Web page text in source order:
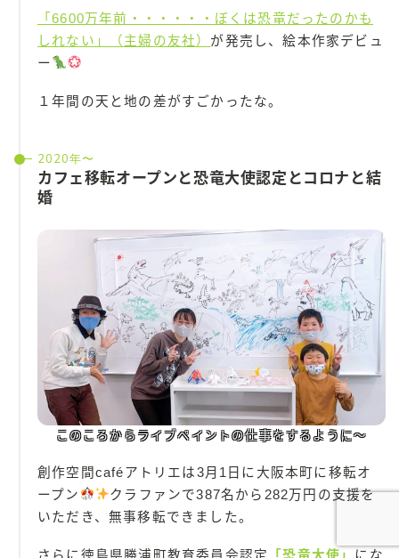
「6600万年前・・・・・・ぼくは恐竜だったのかも
しれない」（主婦の友社） が発売し、絵本作家デビュ
ー
１年間の天と地の差がすごかったな。
2020年〜
カフェ移転オープンと恐竜大使認定とコロナと結
婚
このころからライブペイントの仕事をするように〜
創作空間caféアトリエは3月1日に大阪本町に移転オ
ープン
クラファンで387名から282万円の支援を
いただき、無事移転できました。
さらに徳島県勝浦町教育委員会認定 「恐竜大使」 にな